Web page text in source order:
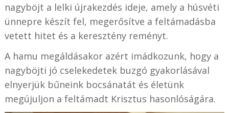
nagyböjt a lelki újrakezdés ideje, amely a húsvéti
ünnepre készít fel, megerősítve a feltámadásba
vetett hitet és a keresztény reményt.
A hamu megáldásakor azért imádkozunk, hogy a
nagyböjti jó cselekedetek buzgó gyakorlásával
elnyerjük bűneink bocsánatát és életünk
megújuljon a feltámadt Krisztus hasonlóságára.